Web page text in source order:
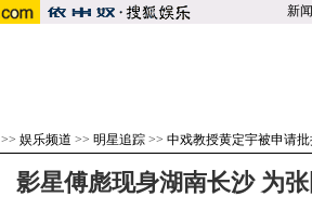
新闻
>> 娱乐频道 >> 明星追踪 >> 中戏教授黄定宇被申请
影星傅彪现身湖南长沙 为